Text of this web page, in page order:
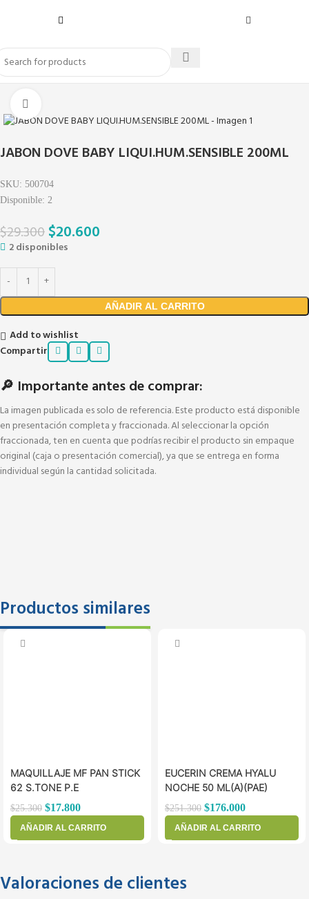
JABON DOVE BABY LIQUI.HUM.SENSIBLE 200ML
SKU: 500704
Disponible: 2
$29.300$20.600
2 disponibles
AÑADIR AL CARRITO
Add to wishlist
Compartir
🔎 Importante antes de comprar:
La imagen publicada es solo de referencia. Este producto está disponible
en presentación completa y fraccionada. Al seleccionar la opción
fraccionada, ten en cuenta que podrías recibir el producto sin empaque
original (caja o presentación comercial), ya que se entrega en forma
individual según la cantidad solicitada.
Productos similares
MAQUILLAJE MF PAN STICK
62 S.TONE P.E
$25.300 $17.800
AÑADIR AL CARRITO
EUCERIN CREMA HYALU
NOCHE 50 ML(A)(PAE)
$251.300 $176.000
AÑADIR AL CARRITO
Valoraciones de clientes